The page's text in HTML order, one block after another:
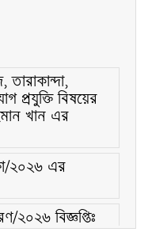
প্রযুক্তি বিষয়ের
খান এর
২০২৬ এর
বিজ্ঞপ্তিঃ